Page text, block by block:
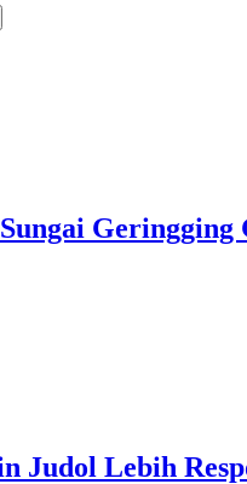
Geringging
Judol Lebih